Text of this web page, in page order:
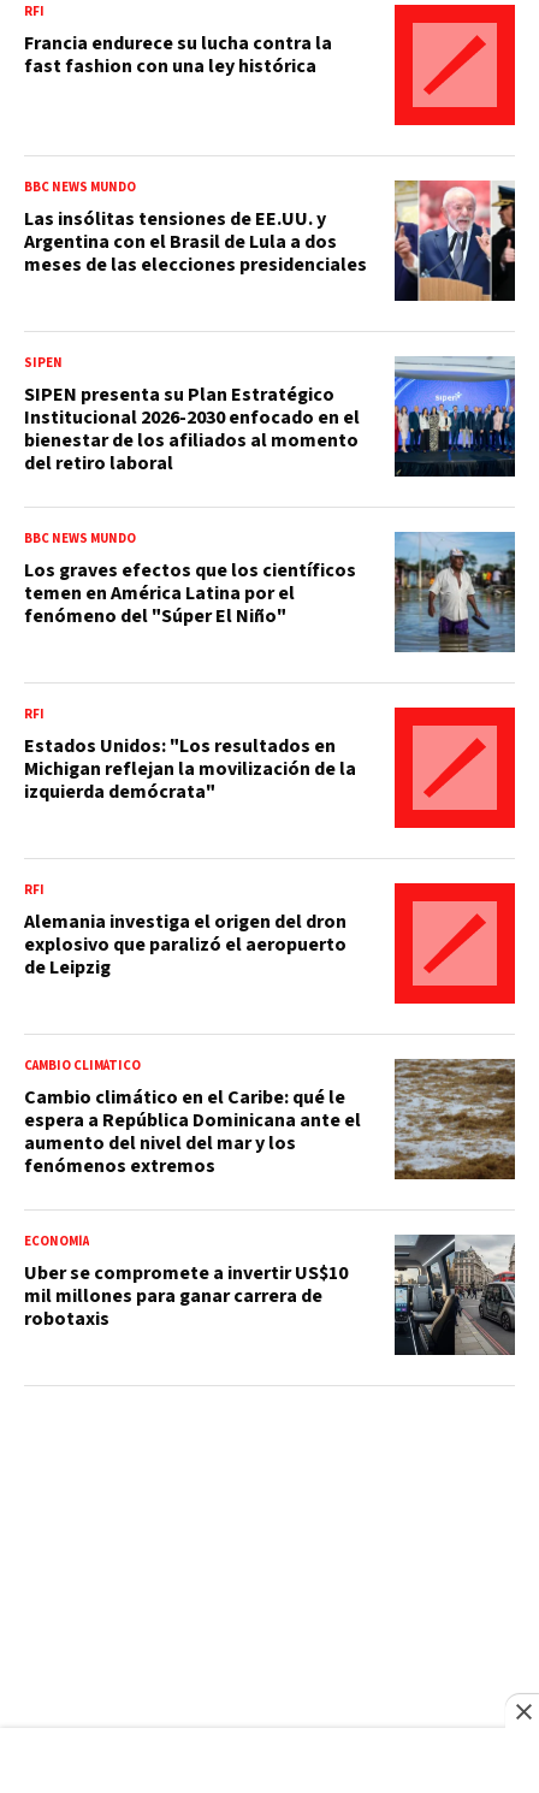
RFI
Francia endurece su lucha contra la
fast fashion con una ley histórica
BBC NEWS MUNDO
Las insólitas tensiones de EE.UU. y
Argentina con el Brasil de Lula a dos
meses de las elecciones presidenciales
SIPEN
SIPEN presenta su Plan Estratégico
Institucional 2026-2030 enfocado en el
bienestar de los afiliados al momento
del retiro laboral
BBC NEWS MUNDO
Los graves efectos que los científicos
temen en América Latina por el
fenómeno del "Súper El Niño"
RFI
Estados Unidos: "Los resultados en
Michigan reflejan la movilización de la
izquierda demócrata"
RFI
Alemania investiga el origen del dron
explosivo que paralizó el aeropuerto
de Leipzig
CAMBIO CLIMÁTICO
Cambio climático en el Caribe: qué le
espera a República Dominicana ante el
aumento del nivel del mar y los
fenómenos extremos
ECONOMÍA
Uber se compromete a invertir US$10
mil millones para ganar carrera de
robotaxis